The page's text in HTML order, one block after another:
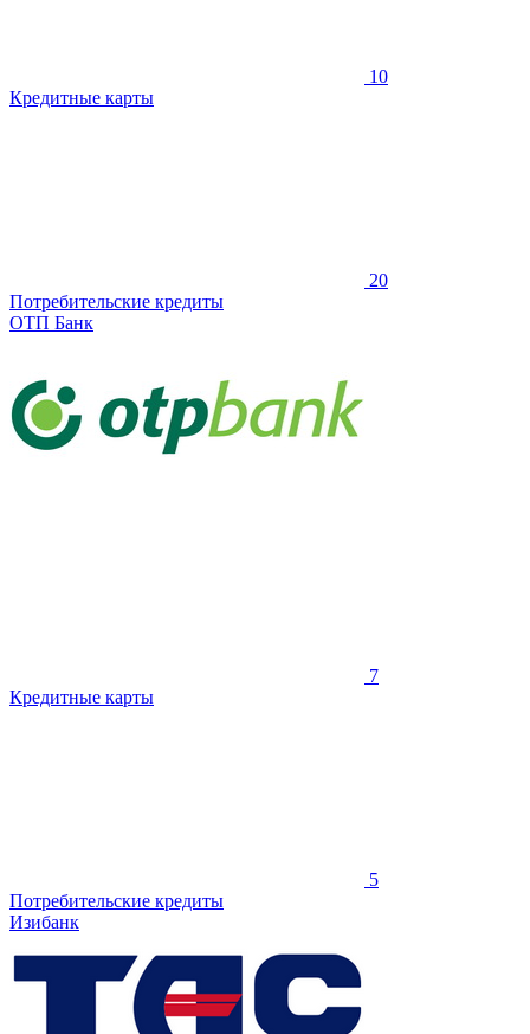
10
Кредитные карты
20
Потребительские кредиты
ОТП Банк
7
Кредитные карты
5
Потребительские кредиты
Изибанк